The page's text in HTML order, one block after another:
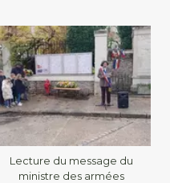
Lecture du message du
ministre des armées